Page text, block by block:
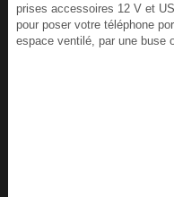
prises accessoires 12 V et
pour poser votre téléphone
espace ventilé, par une buse